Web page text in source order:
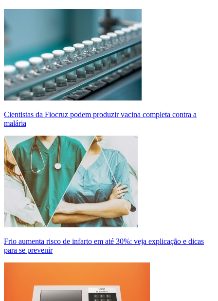
Cientistas da Fiocruz podem produzir vacina completa contra a
malária
Frio aumenta risco de infarto em até 30%: veja explicação e dicas
para se prevenir